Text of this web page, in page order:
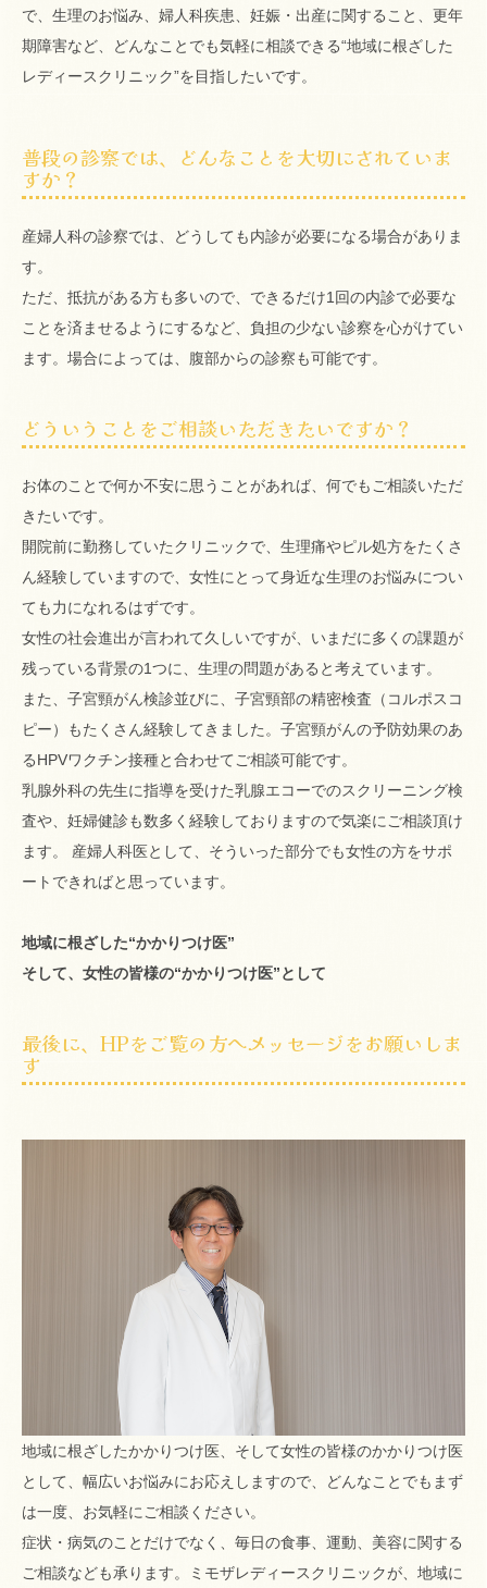
で、生理のお悩み、婦人科疾患、妊娠・出産に関すること、更年
期障害など、どんなことでも気軽に相談できる“地域に根ざした
レディースクリニック”を目指したいです。
普段の診察では、どんなことを大切にされていま
すか？
産婦人科の診察では、どうしても内診が必要になる場合がありま
す。
ただ、抵抗がある方も多いので、できるだけ1回の内診で必要な
ことを済ませるようにするなど、負担の少ない診察を心がけてい
ます。場合によっては、腹部からの診察も可能です。
どういうことをご相談いただきたいですか？
お体のことで何か不安に思うことがあれば、何でもご相談いただ
きたいです。
開院前に勤務していたクリニックで、生理痛やピル処方をたくさ
ん経験していますので、女性にとって身近な生理のお悩みについ
ても力になれるはずです。
女性の社会進出が言われて久しいですが、いまだに多くの課題が
残っている背景の1つに、生理の問題があると考えています。
また、子宮頸がん検診並びに、子宮頸部の精密検査（コルポスコ
ピー）もたくさん経験してきました。子宮頸がんの予防効果のあ
るHPVワクチン接種と合わせてご相談可能です。
乳腺外科の先生に指導を受けた乳腺エコーでのスクリーニング検
査や、妊婦健診も数多く経験しておりますので気楽にご相談頂け
ます。 産婦人科医として、そういった部分でも女性の方をサポ
ートできればと思っています。
地域に根ざした“かかりつけ医”
そして、女性の皆様の“かかりつけ医”として
最後に、HPをご覧の方へメッセージをお願いしま
す
地域に根ざしたかかりつけ医、そして女性の皆様のかかりつけ医
として、幅広いお悩みにお応えしますので、どんなことでもまず
は一度、お気軽にご相談ください。
症状・病気のことだけでなく、毎日の食事、運動、美容に関する
ご相談なども承ります。ミモザレディースクリニックが、地域に